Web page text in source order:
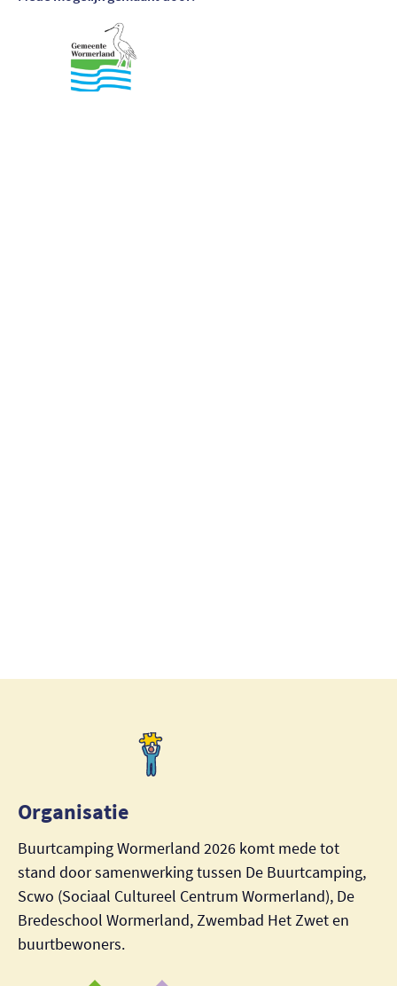
Bezoek partner
Organisatie
Buurtcamping Wormerland 2026 komt mede tot
stand door samenwerking tussen De Buurtcamping,
Scwo (Sociaal Cultureel Centrum Wormerland), De
Bredeschool Wormerland, Zwembad Het Zwet en
buurtbewoners.